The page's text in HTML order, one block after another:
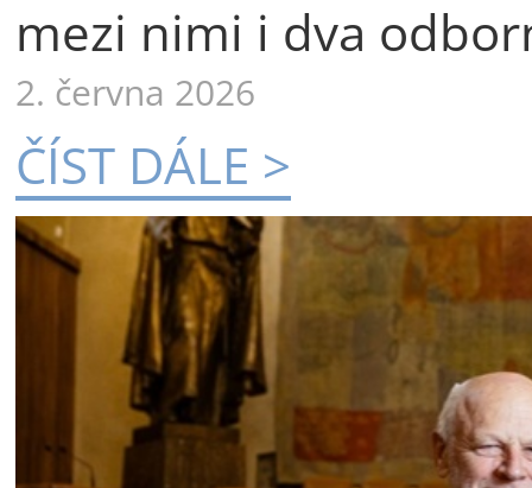
mezi nimi i dva
2. června 2026
ČÍST DÁLE >